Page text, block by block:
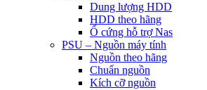
Dung lượng HDD
HDD theo hãng
Ổ cứng hỗ trợ Nas
PSU – Nguồn máy tính
Nguồn theo hãng
Chuẩn nguồn
Kích cỡ nguồn